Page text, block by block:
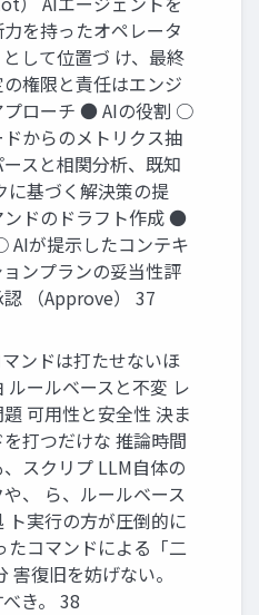
力を持ったオペレータ
して位置づ け、最終
権限と責任はエンジ
プローチ ● AIの役割 ○
からのメトリクス抽
スと相関分析、既知
に基づく解決策の提
ンドのドラフト作成 ●
AIが提示したコンテキ
ンプランの妥当性評
（Approve） 37
ンドは打たせないほ
ルールベースと不変 レ
可用性と安全性 決ま
打つだけな 推論時間
スクリプ LLM自体の
、 ら、ルールベース
ト実行の方が圧倒的に
たコマンドによる「二
害復旧を妨げない。
き。 38